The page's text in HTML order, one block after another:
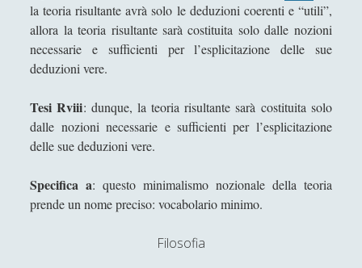
la teoria risultante avrà solo le deduzioni coerenti e “utili”,
allora la teoria risultante sarà costituita solo dalle nozioni
necessarie e sufficienti per l’esplicitazione delle sue
deduzioni vere.
Tesi Rviii: dunque, la teoria risultante sarà costituita solo
dalle nozioni necessarie e sufficienti per l’esplicitazione
delle sue deduzioni vere.
Specifica a: questo minimalismo nozionale della teoria
prende un nome preciso: vocabolario minimo.
Filosofia